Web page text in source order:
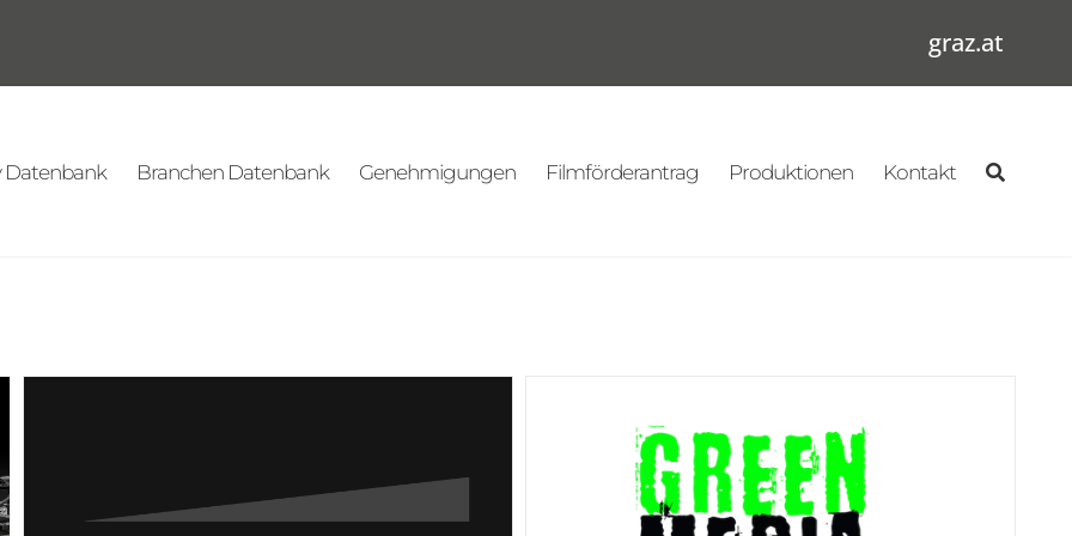
graz.at
Datenbank Branchen Datenbank Genehmigungen Filmförderantrag Produktionen Kontakt